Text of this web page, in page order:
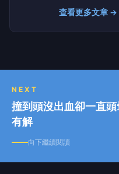
化南投、
AM864高雄屏
AM855花蓮、
查看更多文章 →
NEXT
撞到頭沒出血卻一直
有解
向下繼續閱讀